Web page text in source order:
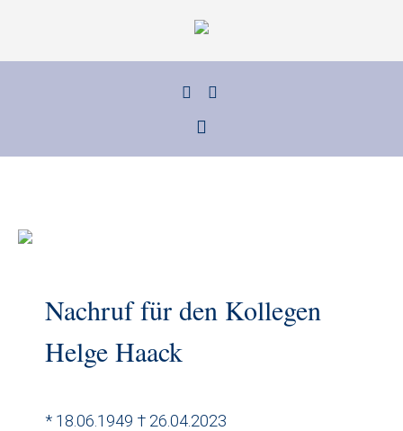
Nachruf für den Kollegen
Helge Haack
* 18.06.1949 † 26.04.2023